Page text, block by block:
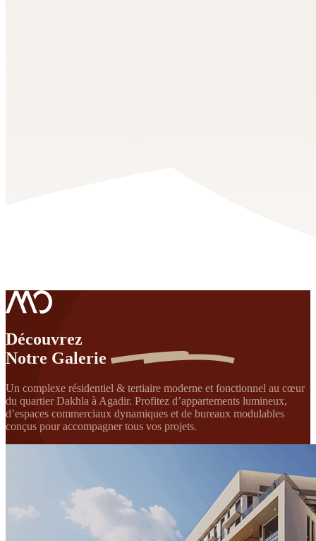
Découvrez
Notre Galerie
Un complexe résidentiel & tertiaire moderne et fonctionnel au cœur
du quartier Dakhla à Agadir. Profitez d’appartements lumineux,
d’espaces commerciaux dynamiques et de bureaux modulables
conçus pour accompagner tous vos projets.